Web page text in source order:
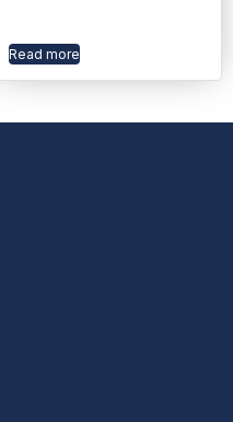
Read more